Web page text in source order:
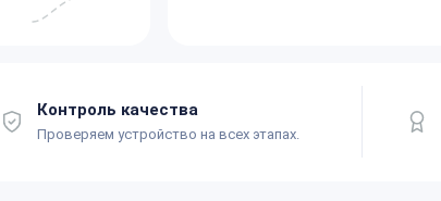
Контроль качества
Проверяем устройство на всех этапах.